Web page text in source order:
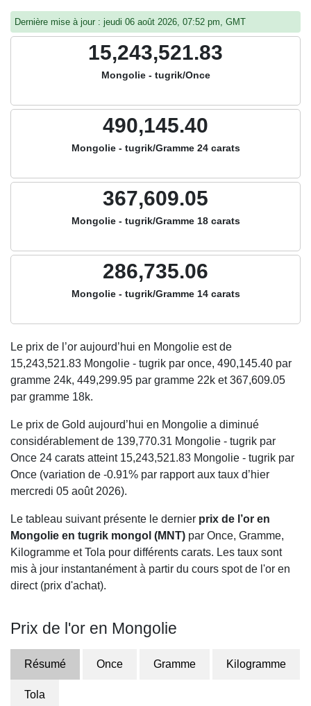
Dernière mise à jour : jeudi 06 août 2026, 07:52 pm, GMT
15,243,521.83
Mongolie - tugrik/Once
490,145.40
Mongolie - tugrik/Gramme 24 carats
367,609.05
Mongolie - tugrik/Gramme 18 carats
286,735.06
Mongolie - tugrik/Gramme 14 carats
Le prix de l’or aujourd’hui en Mongolie est de
15,243,521.83 Mongolie - tugrik par once, 490,145.40 par
gramme 24k, 449,299.95 par gramme 22k et367,609.05
par gramme 18k.
Le prix de Gold aujourd’hui en Mongolie a diminué
considérablement de 139,770.31 Mongolie - tugrik par
Once 24 carats atteint 15,243,521.83 Mongolie - tugrik par
Once (variation de -0.91% par rapport aux taux d’hier
mercredi 05 août 2026).
Le tableau suivant présente le dernier prix de l’or en
Mongolie en tugrik mongol (MNT) par Once, Gramme,
Kilogramme et Tola pour différents carats. Les taux sont
mis à jour instantanément à partir du cours spot de l'or en
direct (prix d'achat).
Prix de l'or en Mongolie
Résumé Once Gramme Kilogramme
Tola